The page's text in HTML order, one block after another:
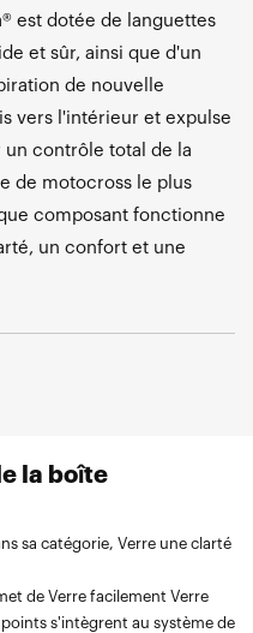
est dotée de languettes
et sûr, ainsi que d'un
de nouvelle
vers l'intérieur et expulse
un contrôle total de la
de motocross le plus
composant fonctionne
un confort et une
la boîte
sa catégorie, Verre une clarté
de Verre facilement Verre
points s'intègrent au système de